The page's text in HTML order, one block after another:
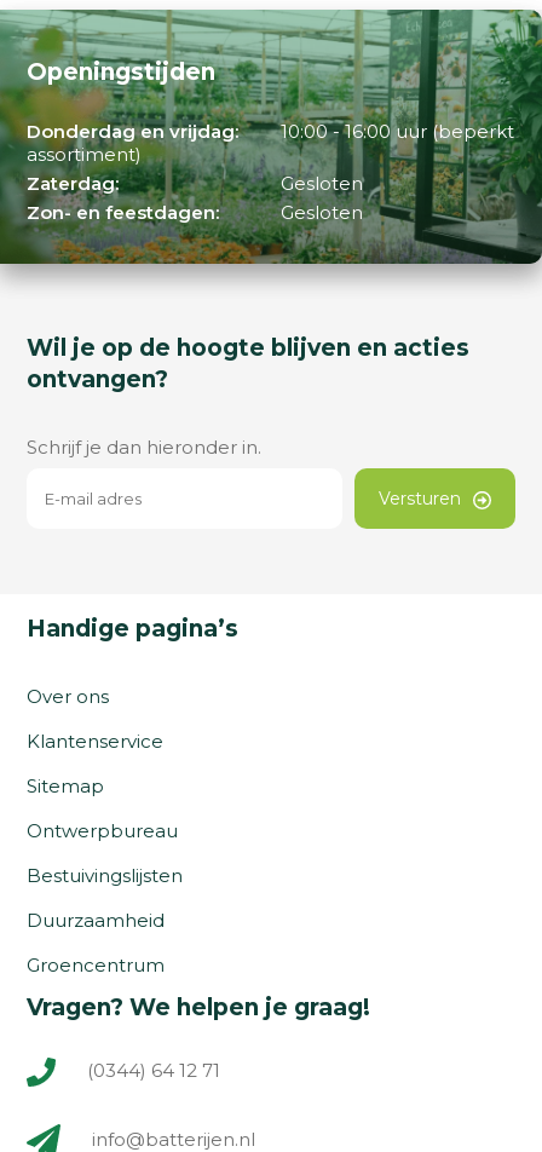
Openingstijden
Donderdag en vrijdag:
10:00 - 16:00 uur (beperkt
assortiment)
Zaterdag:
Gesloten
Zon- en feestdagen:
Gesloten
Wil je op de hoogte blijven en acties
ontvangen?
Schrijf je dan hieronder in.
Versturen
Handige pagina’s
Over ons
Klantenservice
Sitemap
Ontwerpbureau
Bestuivingslijsten
Duurzaamheid
Groencentrum
Vragen? We helpen je graag!
(0344) 64 12 71
info@batterijen.nl